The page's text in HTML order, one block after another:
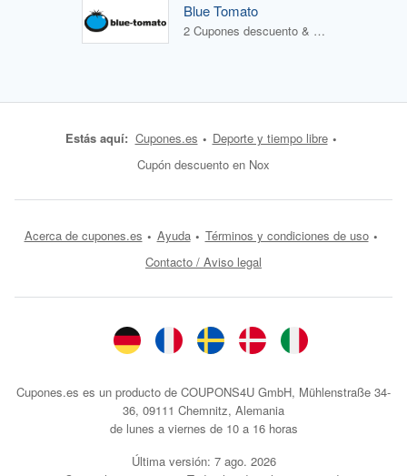
Blue Tomato
2 Cupones descuento & 1 Oferta
Estás aquí: Cupones.es
Deporte y tiempo libre
Cupón descuento en Nox
Acerca de cupones.es Ayuda
Términos y condiciones de uso
Contacto / Aviso legal
Cupones.es es un producto de COUPONS4U GmbH, Mühlenstraße 34-
36, 09111 Chemnitz, Alemania
de lunes a viernes de 10 a 16 horas
Última versión: 7 ago. 2026